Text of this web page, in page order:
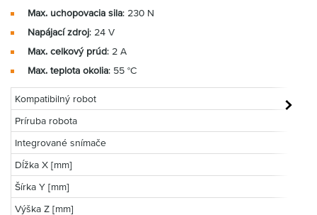
Max. uchopovacia sila: 230 N
Napájací zdroj: 24 V
Max. celkový prúd: 2 A
Max. teplota okolia: 55 °C
Kompatibilný robot
Príruba robota
Integrované snímače
Dĺžka X [mm]
Šírka Y [mm]
Výška Z [mm]